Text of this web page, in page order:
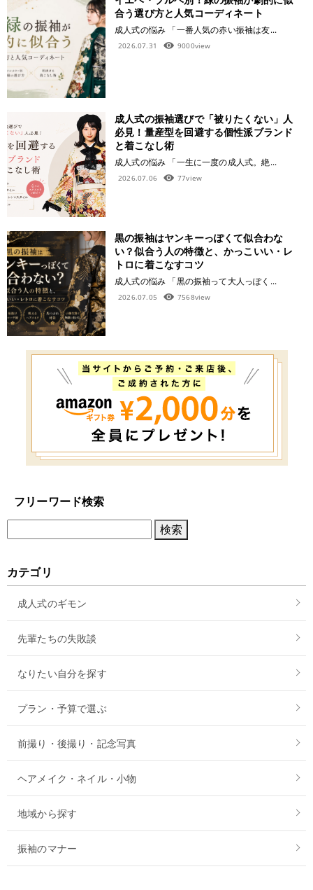
合う選び方と人気コーディネート
成人式の悩み 「一番人気の赤い振袖は友...
2026.07.31 9000view
成人式の振袖選びで「被りたくない」人
必見！量産型を回避する個性派ブランド
と着こなし術
成人式の悩み 「一生に一度の成人式。絶...
2026.07.06 77view
黒の振袖はヤンキーっぽくて似合わな
い？似合う人の特徴と、かっこいい・レ
トロに着こなすコツ
成人式の悩み 「黒の振袖って大人っぽく...
2026.07.05 7568view
フリーワード検索
カテゴリ
成人式のギモン
先輩たちの失敗談
なりたい自分を探す
プラン・予算で選ぶ
前撮り・後撮り・記念写真
ヘアメイク・ネイル・小物
地域から探す
振袖のマナー